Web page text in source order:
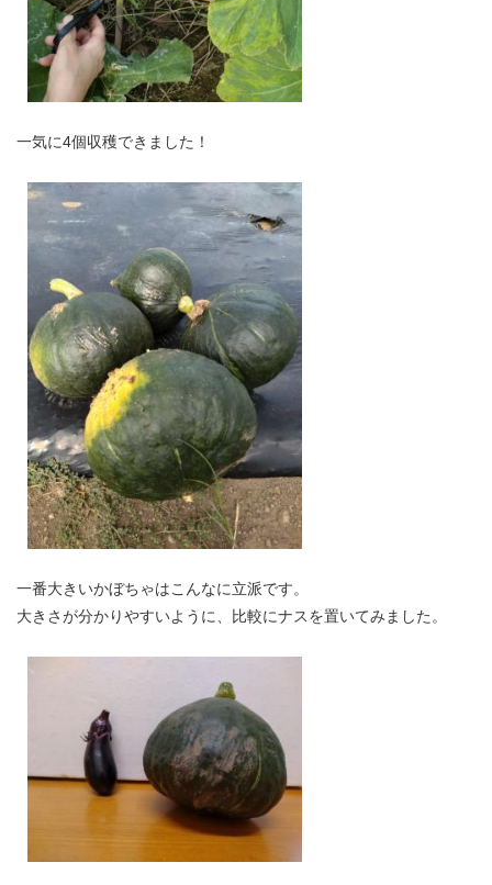
一気に4個収穫できました！
一番大きいかぼちゃはこんなに立派です。
大きさが分かりやすいように、比較にナスを置いてみました。